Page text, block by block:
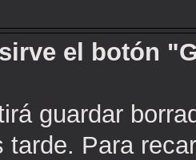
el botón
guardar
tarde. Para